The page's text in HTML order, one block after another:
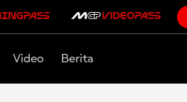
Video Berita